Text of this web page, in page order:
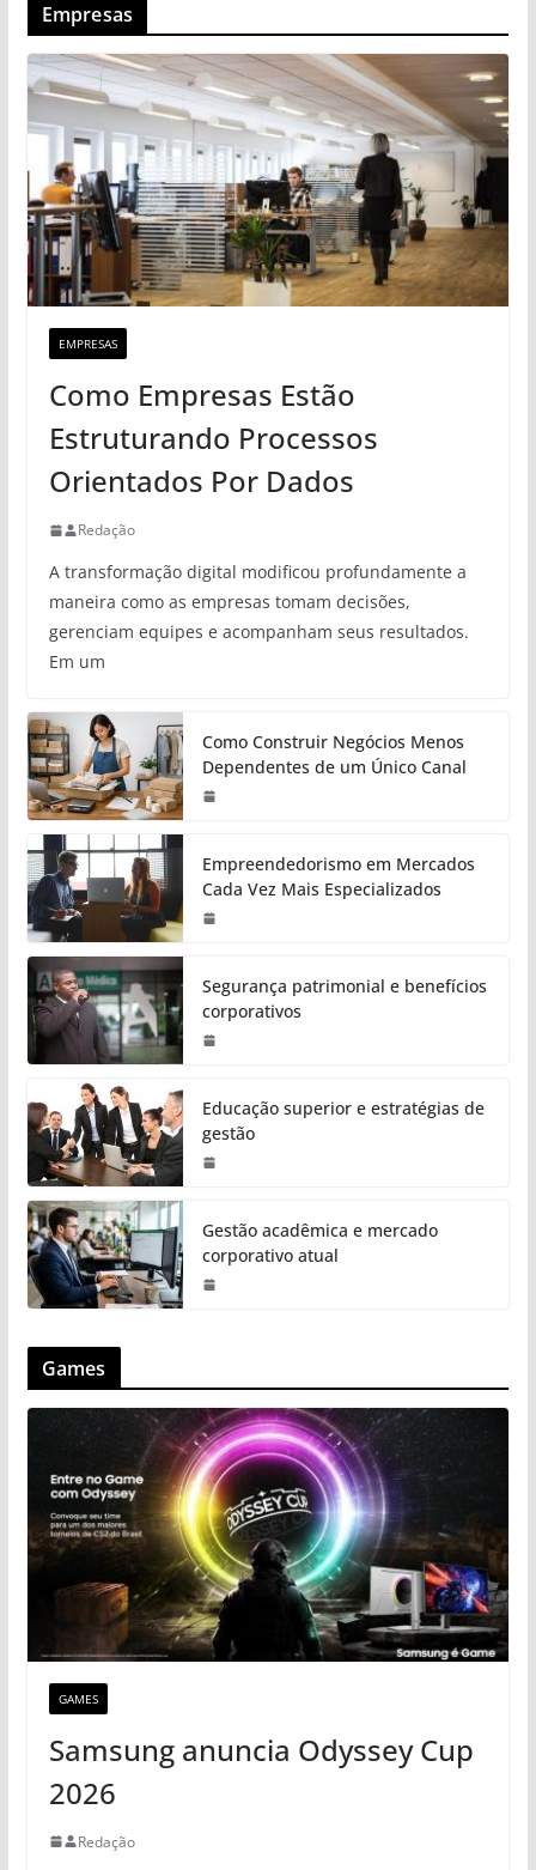
Empresas
EMPRESAS
Como Empresas Estão
Estruturando Processos
Orientados Por Dados
Redação
A transformação digital modificou profundamente a
maneira como as empresas tomam decisões,
gerenciam equipes e acompanham seus resultados.
Em um
Como Construir Negócios Menos
Dependentes de um Único Canal
Empreendedorismo em Mercados
Cada Vez Mais Especializados
Segurança patrimonial e benefícios
corporativos
Educação superior e estratégias de
gestão
Gestão acadêmica e mercado
corporativo atual
Games
GAMES
Samsung anuncia Odyssey Cup
2026
Redação